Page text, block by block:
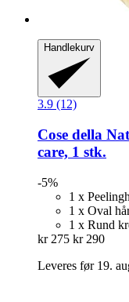
Handlekurv
3.9 (12)
Cose della
care, 1 stk.
-5%
1 x
1 x Oval
1 x Rund
kr 275 kr 290
Leveres før 19.